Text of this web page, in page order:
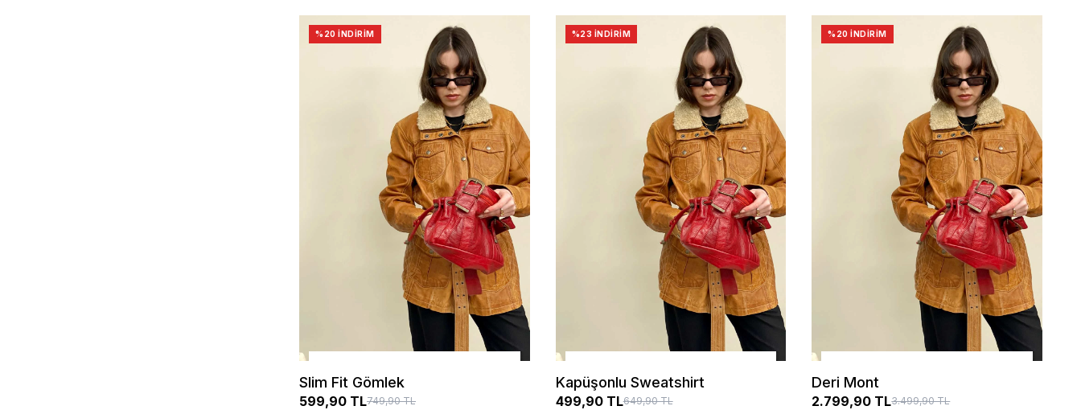
%20 İNDIRIM
Slim Fit Gömlek
599,90 TL749,90 TL
%23 İNDIRIM
Kapüşonlu Sweatshirt
499,90 TL649,90 TL
%20 İNDIRIM
Deri Mont
2.799,90 TL3.499,90 TL